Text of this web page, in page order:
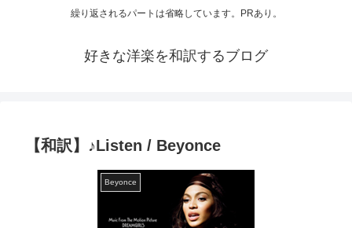
繰り返されるパートは省略しています。PRあり。
好きな洋楽を和訳するブログ
【和訳】♪Listen / Beyonce
Beyonce